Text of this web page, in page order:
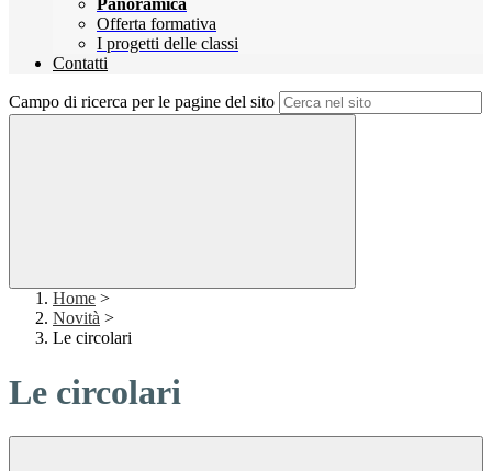
Panoramica
Offerta formativa
I progetti delle classi
Contatti
Campo di ricerca per le pagine del sito
Home >
Novità >
Le circolari
Le circolari